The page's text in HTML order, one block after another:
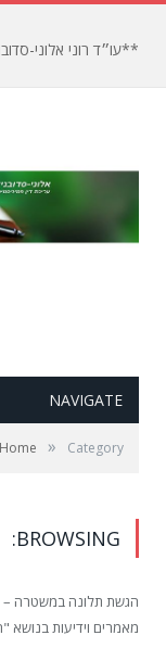
NAVIGATE
Home » Category: "הגשת תלונה במשטרה"
BROWSING:
הגשת תלונה במשטרה –
מאמרים וידיעות